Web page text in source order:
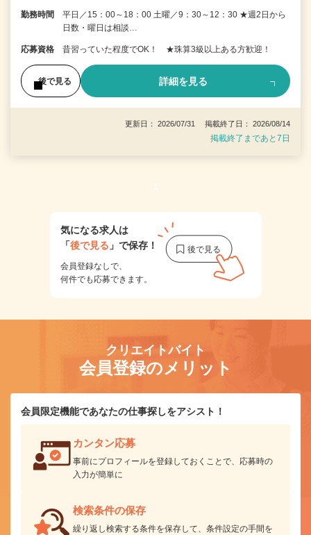
勤務時間
平日／15：00～18：00 土曜／9：30～12：30 ★週2日から
日数・曜日は相談…
応募資格 昔習っていた程度でOK！ ★珠算3級以上ある方歓迎！
後で見る 詳細を見る
更新日： 2026/07/31 掲載終了日： 2026/08/14
掲載終了まであと7日
1
気になる求人は
「後で見る 」で保存！
会員登録なしで、
何件でも応募できます。
クリエイトバイト
会員登録のメリット
会員限定機能であなたの仕事探しをアシスト！
カンタン応募
事前にプロフィールを登録しておくことで、応募時の
入力が簡単に
検索条件の保存
繰り返し検索する条件を保存して、条件設定の手間を